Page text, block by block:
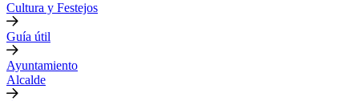
Cultura y Festejos
Guía útil
Ayuntamiento
Alcalde